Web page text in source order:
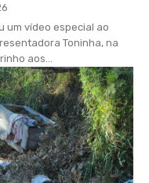
um vídeo especial ao
Toninha, na
aos...